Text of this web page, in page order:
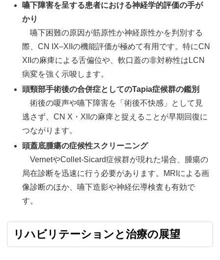
嚥下障害を呈する患者における神経学的評価の手が
かり
嚥下困難の原因が筋原性か神経原性かを判別する
際、CN IX–XIIの機能評価が極めて有用です。特にCN
XIIの麻痺による舌偏位や、軟口蓋の非対称性はLCN
病変を強く示唆します。
頭頸部手術後の合併症としてのTapia症候群の鑑別
術後の嗄声や嚥下障害を「術後不快感」として見
逃さず、CN X・XIIの麻痺と捉えることが早期回復に
つながります。
頭蓋底腫瘍の症候性スクリーニング
VernetやCollet-Sicard症候群が現れた場合、腫瘍の
局在診断を迅速に行う必要があります。MRIによる画
像診断のほか、嚥下造影や神経伝導検査も有効で
す。
リハビリテーションと治療の展望